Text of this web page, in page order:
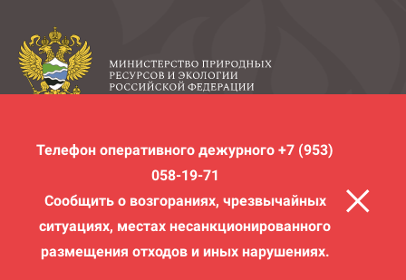
© 2026 ФГБУ «Висимский государственный
Разработка сайта - umiks.com
Телефон оперативного дежурного +7 (953)
058-19-71
Сообщить о возгораниях, чрезвычайных
ситуациях, местах несанкционированного
размещения отходов и иных нарушениях.